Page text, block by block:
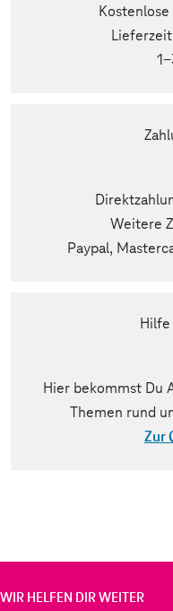
Weitere
Paypal,
Hier bekommst Du
Themen rund
Zur
WIR HELFEN DIR WEITER